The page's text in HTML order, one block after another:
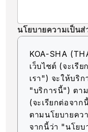
นโยบายความเป็นส่
KOA-SHA
เว็บไซต์ (จะเรี
เรา") จะให้บริก
"บริการนี้") ตา
(จะเรียกต่อจา
ตามนโยบายคว
จากนี้ว่า "นโย